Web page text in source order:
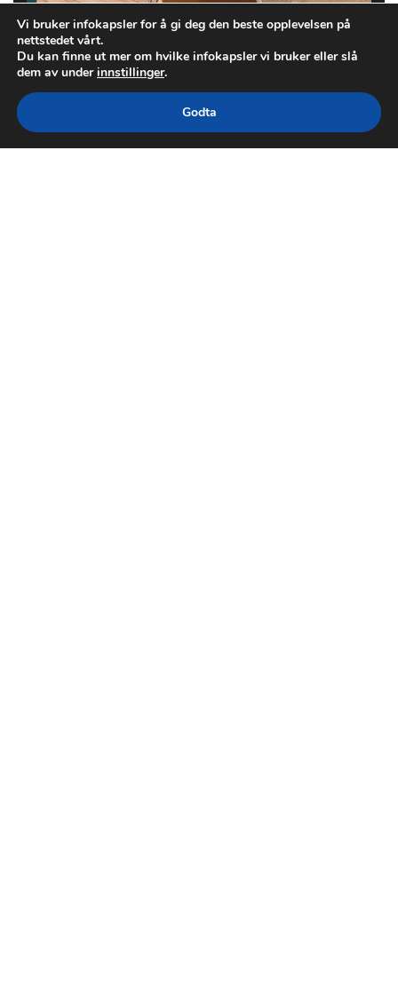
Vi bruker infokapsler for å gi deg den beste opplevelsen på
nettstedet vårt.
Du kan finne ut mer om hvilke infokapsler vi bruker eller slå
dem av underinnstillinger.
Godta